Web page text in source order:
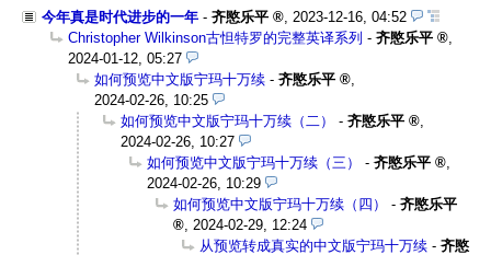
今年真是时代进步的一年 -齐愍乐平
2023-12-16, 04:52
Christopher Wilkinson古怛特罗的完整英译系列 -齐愍乐平
2024-01-12, 05:27
如何预览中文版宁玛十万续 -齐愍乐平
2024-02-26, 10:25
如何预览中文版宁玛十万续（二）
-齐愍乐平
2024-02-26, 10:27
如何预览中文版宁玛十万续（三）
-齐愍乐平
2024-02-26, 10:29
如何预览中文版宁玛十万续（四）
-齐愍乐平
2024-02-29, 12:24
从预览转成真实的中文版宁玛十万续 -齐愍